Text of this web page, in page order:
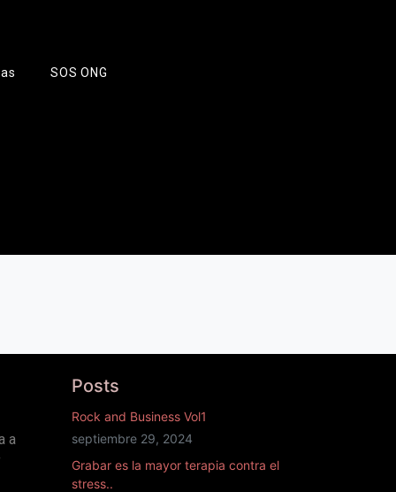
SOS ONG
a
Posts
Rock and Business Vol1
septiembre 29, 2024
Grabar es la mayor terapia contra el
stress..